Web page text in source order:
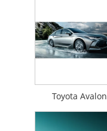
Toyota Avalon